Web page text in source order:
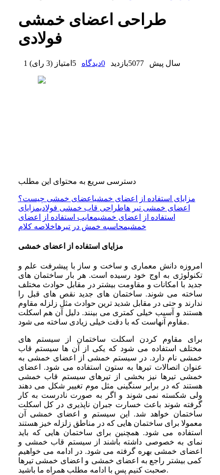
طراحی اعضای خمشی
فولادی
1 سال پیش 5077بازدید 0دیدگاه 5 امتیاز (3 رای )
دسترسی سریع به محتوای این مطلب
مزایای استفاده از اعضای خمشیاعضای خمشی چیست؟
اعضای خمشی تیر هاطراحی قاب خمشی فولادیمزایای
استفاده از اعضای خمشیمعایب استفاده از اعضای
خمشیمحاسبه خمش در تیرهاخلاصه کلام
مزایای استفاده از اعضای خمشی
امروزه دانش معماری و ساخت ‌و ساز با پیشرفت علم و
تکنولوژی به اوج خود رسیده است. هر بار ساختمان‌ های
جدید با امکانات و مقاومت بیشتر در مقابل حوادث مختلف
ساخته می ‌شوند. ساختمان‌ های جدید نقص ‌های قبل را
ندارند و حتی در مقابل شدید ترین حوادث مثل زلزله مقاوم
هستند و آسیب خیلی کمتری می‌ بینند. دلیل آن هم اسکلت
مقاوم آنهاست که با دقت خیلی زیادی ساخته می ‌شود.
برای مقاوم کردن اسکلت ساختمان از سیستم‌ های
مختلف استفاده می ‌شود که یکی از آن ها سیستم قاب
خمشی نام دارد. در سیستم خمشی از اعضای خمشی به
عنوان اتصالات تیرها به ستون استفاده می ‌شود. اعضای
خمشی تیرها نیز بخشی از تیرهای سیستم قاب خمشی
هستند که در برابر سنگینی مثل موم تغییر شکل می ‌دهند
ولی شکسته نمی ‌شوند و اگر به صورت نادرست به کار
گرفته شوند باعث خسارت جبران ناپذیری در کل اسکلت
ساختمان خواهد شد. این سیستم و اعضای خمشی آن
معمولا برای ساختمان ‌هایی که در مناطق زلزله خیز هستند
استفاده می ‌شود. همچنین برای ساختمان ‌هایی که باید
نمای به ‌خصوصی داشته باشند از سیستم قاب خمشی و
اعضای خمشی بهره گرفته می ‌شود. در ادامه می ‌خواهیم
کمی بیشتر راجع به اعضای خمشی و اعضای خمشی تیرها
صحبت کنیم پس با ادامه مطلب همراه ما باشید.